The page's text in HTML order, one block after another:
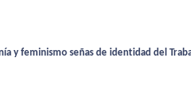
y feminismo señas de identidad del